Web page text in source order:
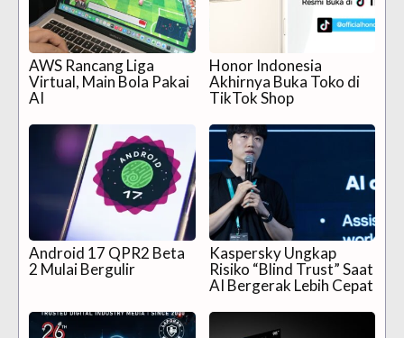
AWS Rancang Liga
Virtual, Main Bola Pakai
AI
Honor Indonesia
Akhirnya Buka Toko di
TikTok Shop
Android 17 QPR2 Beta
2 Mulai Bergulir
Kaspersky Ungkap
Risiko “Blind Trust” Saat
AI Bergerak Lebih Cepat